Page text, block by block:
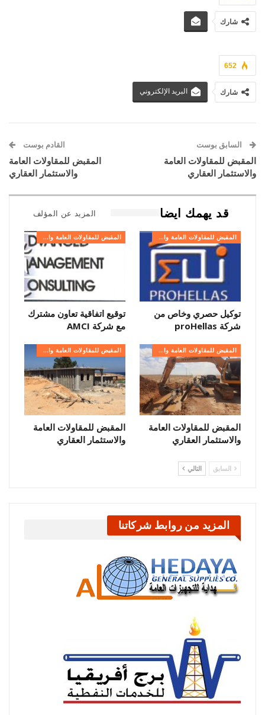
شارك
652
شارك البريد الإلكتروني
السابق بوست
المقبض للمقاولات العامة
والاستثمار العقاري
القادم بوست
المقبض للمقاولات العامة
والاستثمار العقاري
قد يهمك ايضا المزيد عن المؤلف
المقبض للمقاولات العامة والاستثمار العقاري
توكيل حصري وخاص من
شركة proHellas
المقبض للمقاولات العامة والاستثمار العقاري
توقيع اتفاقية تعاون مشترك
مع شركة AMCI
المقبض للمقاولات العامة والاستثمار العقاري
المقبض للمقاولات العامة
والاستثمار العقاري
المقبض للمقاولات العامة والاستثمار العقاري
المقبض للمقاولات العامة
والاستثمار العقاري
السابق التالي
المزيد من روابط شركاتنا